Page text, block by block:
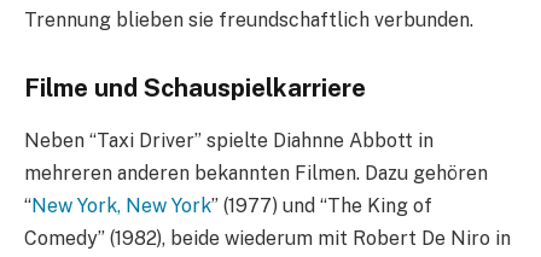
Trennung blieben sie freundschaftlich verbunden.
Filme und Schauspielkarriere
Neben “Taxi Driver” spielte Diahnne Abbott in
mehreren anderen bekannten Filmen. Dazu gehören
“New York, New York” (1977) und “The King of
Comedy” (1982), beide wiederum mit Robert De Niro in